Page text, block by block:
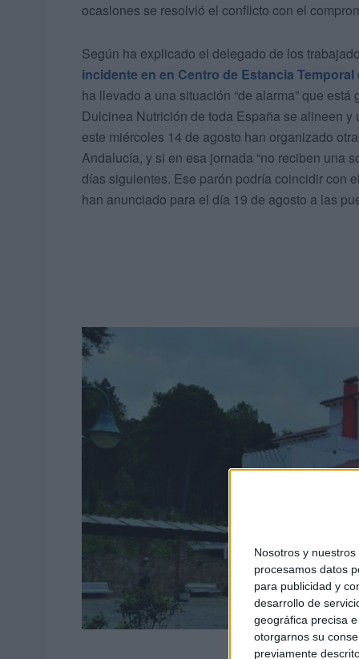
Nosotros y nuestros
procesamos datos
para publicidad y
desarrollo de
geográfica precisa
otorgarnos su
previamente
ocasiones se resolvió el conflicto con el
Según ha explicado el delegado de los
incidente en en Centro de Estancia
ha llevado a una situación “de alarma” que
Dulcinea Nutrición de toda España se alineen
este miércoles 14 de agosto han organizado
Andalucía, y si en esa jornada “no reciben una
días siguientes. Ese parón podría coincidir con
han anunciado para el día 19 de agosto a las
Las instalaciones de la